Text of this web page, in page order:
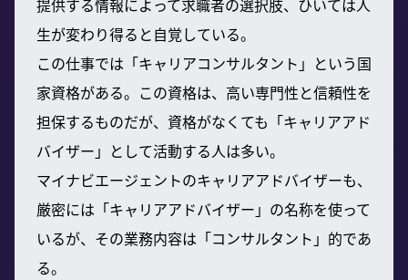
生が変わり得ると自覚している。
この仕事では「キャリアコンサルタント」という国
家資格がある。この資格は、高い専門性と信頼性を
担保するものだが、資格がなくても「キャリアアド
バイザー」として活動する人は多い。
マイナビエージェントのキャリアアドバイザーも、
厳密には「キャリアアドバイザー」の名称を使って
いるが、その業務内容は「コンサルタント」的であ
る。